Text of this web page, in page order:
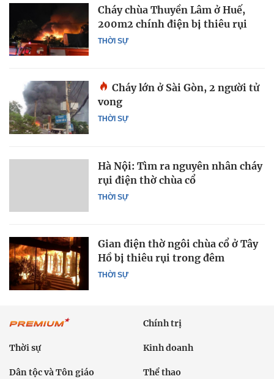
THỜI SỰ
Cháy chùa Thuyền Lâm ở Huế,
200m2 chính điện bị thiêu rụi
THỜI SỰ
Cháy lớn ở Sài Gòn, 2 người tử
vong
THỜI SỰ
Hà Nội: Tìm ra nguyên nhân cháy
rụi điện thờ chùa cổ
THỜI SỰ
Gian điện thờ ngôi chùa cổ ở Tây
Hồ bị thiêu rụi trong đêm
Chính trị
Thời sự Kinh doanh
Dân tộc và Tôn giáo Thể thao